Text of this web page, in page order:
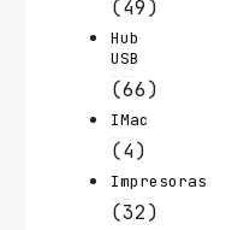
(49)
Hub
USB
(66)
IMac
(4)
Impresoras
(32)